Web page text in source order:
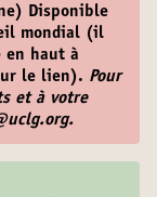
Disponible
mondial (il
en haut à
le lien). Pour
et à votre